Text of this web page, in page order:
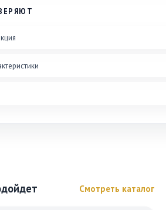
Смотреть каталог